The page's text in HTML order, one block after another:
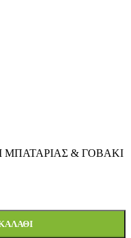
& ΓΟΒΑΚΙ